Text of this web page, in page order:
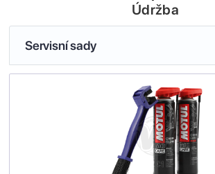
Údržba
Servisní sady